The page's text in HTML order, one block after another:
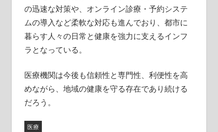
の迅速な対策や、オンライン診療・予約システ
ムの導入など柔軟な対応も進んでおり、都市に
暮らす人々の日常と健康を強力に支えるインフ
ラとなっている。
医療機関は今後も信頼性と専門性、利便性を高
めながら、地域の健康を守る存在であり続ける
だろう。
医療